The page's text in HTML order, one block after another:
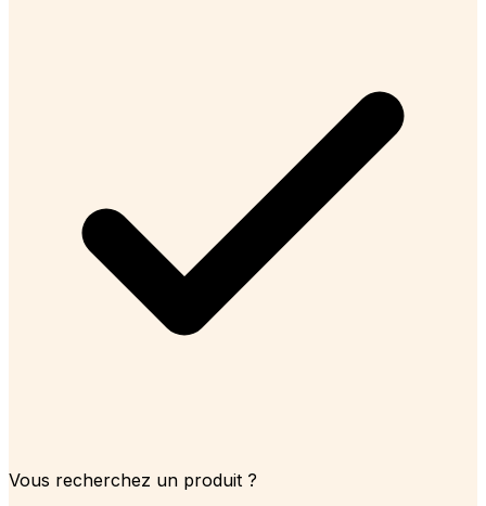
Vous recherchez un produit ?